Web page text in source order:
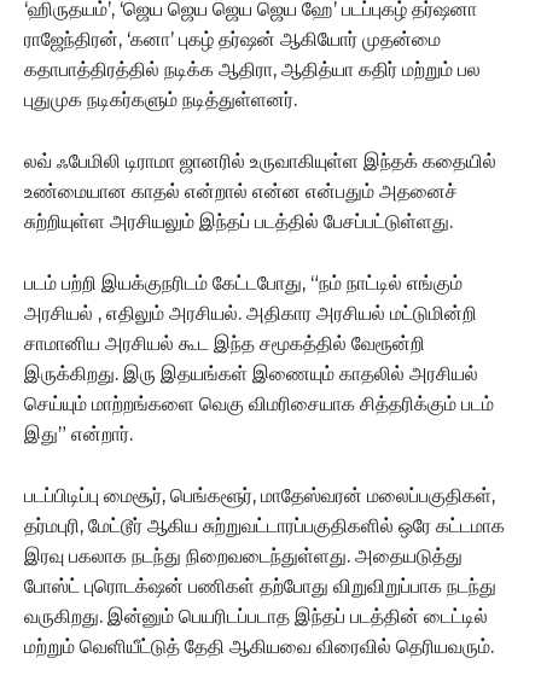
‘ஹிருதயம்’, ‘ஜெய ஜெய ஜெய ஜெய ஹே’ படப்புகழ் தர்ஷனா
ராஜேந்திரன், ‘கனா’ புகழ் தர்ஷன் ஆகியோர் முதன்மை
கதாபாத்திரத்தில் நடிக்க ஆதிரா, ஆதித்யா கதிர் மற்றும் பல
புதுமுக நடிகர்களும் நடித்துள்ளனர்.
லவ் ஃபேமிலி டிராமா ஜானரில் உருவாகியுள்ள இந்தக் கதையில்
உண்மையான காதல் என்றால் என்ன என்பதும் அதனைச்
சுற்றியுள்ள அரசியலும் இந்தப் படத்தில் பேசப்பட்டுள்ளது.
படம் பற்றி இயக்குநரிடம் கேட்டபோது, “நம் நாட்டில் எங்கும்
அரசியல் , எதிலும் அரசியல். அதிகார அரசியல் மட்டுமின்றி
சாமானிய அரசியல் கூட இந்த சமூகத்தில் வேரூன்றி
இருக்கிறது. இரு இதயங்கள் இணையும் காதலில் அரசியல்
செய்யும் மாற்றங்களை வெகு விமரிசையாக சித்தரிக்கும் படம்
இது” என்றார்.
படப்பிடிப்பு மைசூர், பெங்களூர், மாதேஸ்வரன் மலைப்பகுதிகள்,
தர்மபுரி, மேட்டூர் ஆகிய சுற்றுவட்டாரப்பகுதிகளில் ஒரே கட்டமாக
இரவு பகலாக நடந்து நிறைவடைந்துள்ளது. அதையடுத்து
போஸ்ட் புரொடக்‌ஷன் பணிகள் தற்போது விறுவிறுப்பாக நடந்து
வருகிறது. இன்னும் பெயரிடப்படாத இந்தப் படத்தின் டைட்டில்
மற்றும் வெளியீட்டுத் தேதி ஆகியவை விரைவில் தெரியவரும்.